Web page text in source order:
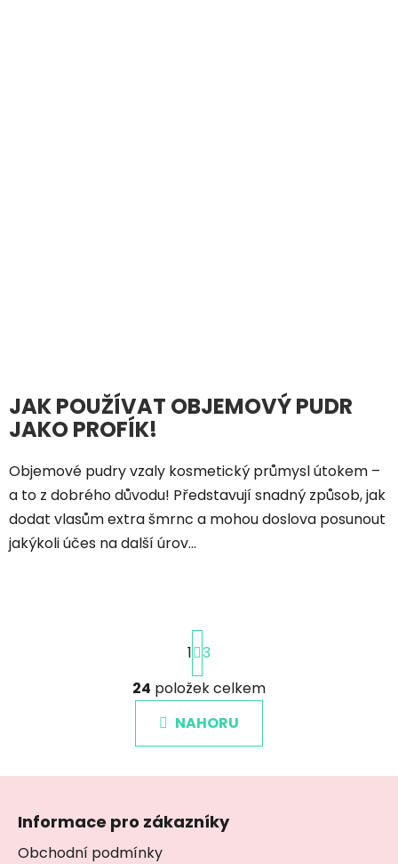
JAK POUŽÍVAT OBJEMOVÝ PUDR
JAKO PROFÍK!
Objemové pudry vzaly kosmetický průmysl útokem –
a to z dobrého důvodu! Představují snadný způsob, jak
dodat vlasům extra šmrnc a mohou doslova posunout
jakýkoli účes na další úrov...
O
v
l
á
d
c
í
S
t
r
á
n
k
á
1 3
24 položek celkem
NAHORU
Z
Informace pro zákazníky
Obchodní podmínky